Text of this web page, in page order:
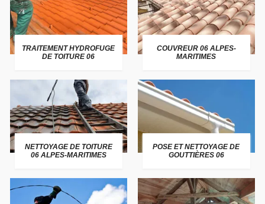
TRAITEMENT HYDROFUGE
DE TOITURE 06
COUVREUR 06 ALPES-
MARITIMES
NETTOYAGE DE TOITURE
06 ALPES-MARITIMES
POSE ET NETTOYAGE DE
GOUTTIÈRES 06